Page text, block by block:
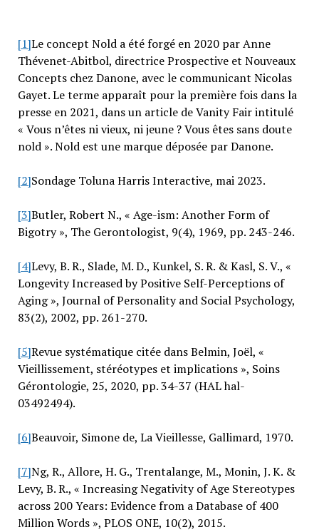
[1]Le concept Nold a été forgé en 2020 par Anne
Thévenet-Abitbol, directrice Prospective et Nouveaux
Concepts chez Danone, avec le communicant Nicolas
Gayet. Le terme apparaît pour la première fois dans la
presse en 2021, dans un article de Vanity Fair intitulé
« Vous n’êtes ni vieux, ni jeune ? Vous êtes sans doute
nold ». Nold est une marque déposée par Danone.
[2]Sondage Toluna Harris Interactive, mai 2023.
[3]Butler, Robert N., « Age-ism: Another Form of
Bigotry », The Gerontologist, 9(4), 1969, pp. 243-246.
[4]Levy, B. R., Slade, M. D., Kunkel, S. R. & Kasl, S. V., «
Longevity Increased by Positive Self-Perceptions of
Aging », Journal of Personality and Social Psychology,
83(2), 2002, pp. 261-270.
[5]Revue systématique citée dans Belmin, Joël, «
Vieillissement, stéréotypes et implications », Soins
Gérontologie, 25, 2020, pp. 34-37 (HAL hal-
03492494).
[6]Beauvoir, Simone de, La Vieillesse, Gallimard, 1970.
[7]Ng, R., Allore, H. G., Trentalange, M., Monin, J. K. &
Levy, B. R., « Increasing Negativity of Age Stereotypes
across 200 Years: Evidence from a Database of 400
Million Words », PLOS ONE, 10(2), 2015.